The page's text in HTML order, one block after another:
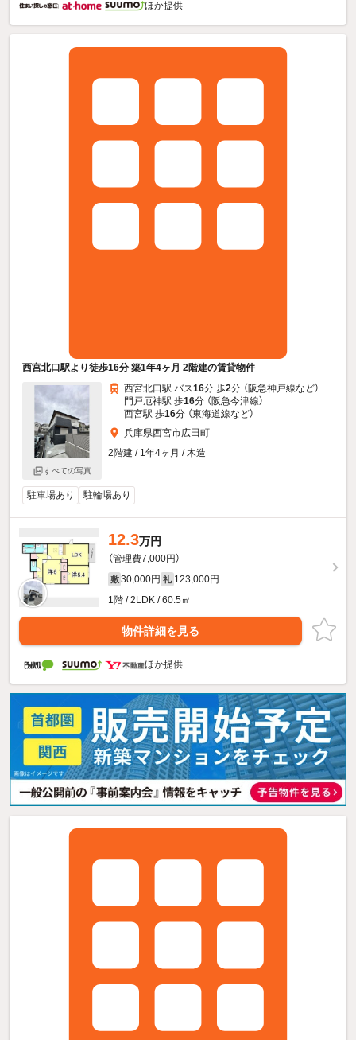
ほか提供
西宮北口駅より徒歩16分 築1年4ヶ月 2階建の賃貸物件
すべての写真
西宮北口駅 バス16分 歩2分 （阪急神戸線など）
門戸厄神駅 歩16分 （阪急今津線）
西宮駅 歩16分 （東海道線など）
兵庫県西宮市広田町
2階建 / 1年4ヶ月 / 木造
駐車場あり 駐輪場あり
12.3万円
（管理費7,000円）
敷 30,000円 礼 123,000円
1階 / 2LDK / 60.5㎡
物件詳細を見る
ほか提供